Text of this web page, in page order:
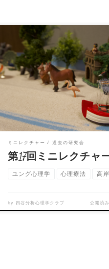
第17回ミニレクチャー：ユング心
講 師：四谷分析心理学クラブメン
ミニレクチャー 過去の研究会
第17回ミニレクチャ
ユング心理学 心理療法 高
by 四谷分析心理学クラブ 公開済み